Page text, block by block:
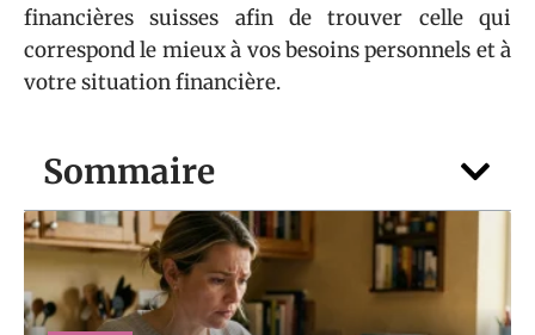
Sommaire
financières suisses afin de trouver celle qui
correspond le mieux à vos besoins personnels et à
votre situation financière.